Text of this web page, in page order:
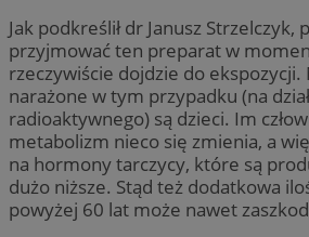
Jak podkreślił dr Janusz Strzelczyk,
przyjmować ten preparat w
rzeczywiście dojdzie do ekspozycji.
narażone w tym przypadku (na
radioaktywnego) są dzieci. Im
metabolizm nieco się zmienia, a
na hormony tarczycy, które są
dużo niższe. Stąd też dodatkowa
powyżej 60 lat może nawet